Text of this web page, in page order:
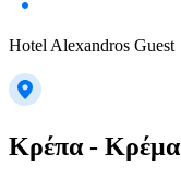
Hotel Alexandros Guest
Κρέπα - Κρέμα